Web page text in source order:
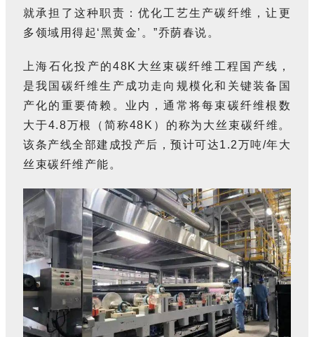
就承担了这种职责：优化工艺生产碳纤维，让更
多领域用得起‘黑黄金’。”乔荫春说。
上海石化投产的48K大丝束碳纤维工程国产线，
是我国碳纤维生产成功走向规模化和关键装备国
产化的重要倚赖。业内，通常将每束碳纤维根数
大于4.8万根（简称48K）的称为大丝束碳纤维。
该条产线全部建成投产后，预计可达1.2万吨/年大
丝束碳纤维产能。